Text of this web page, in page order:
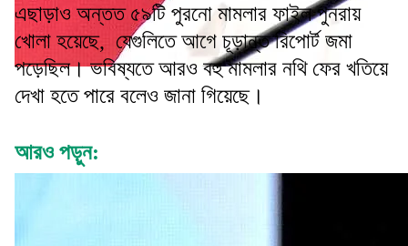
এছাড়াও অন্তত ৫৯টি পুরনো মামলার ফাইল পুনরায়
খোলা হয়েছে, যেগুলিতে আগে চূড়ান্ত রিপোর্ট জমা
পড়েছিল। ভবিষ্যতে আরও বহু মামলার নথি ফের খতিয়ে
দেখা হতে পারে বলেও জানা গিয়েছে।
আরও পড়ুন: